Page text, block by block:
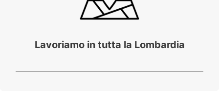
Lavoriamo in tutta la Lombardia